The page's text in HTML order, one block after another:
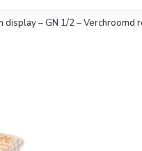
display – GN 1/2 – Verchroomd